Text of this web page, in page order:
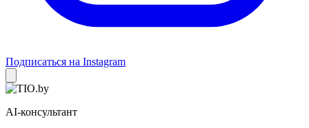
Подписаться на Instagram
AI-консультант